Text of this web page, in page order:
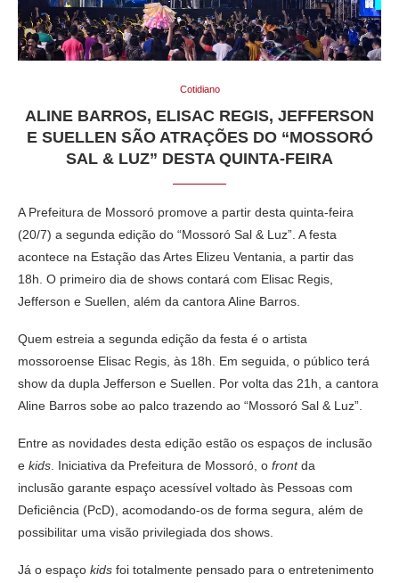
Cotidiano
ALINE BARROS, ELISAC REGIS, JEFFERSON
E SUELLEN SÃO ATRAÇÕES DO “MOSSORÓ
SAL & LUZ” DESTA QUINTA-FEIRA
A Prefeitura de Mossoró promove a partir desta quinta-feira
(20/7) a segunda edição do “Mossoró Sal & Luz”. A festa
acontece na Estação das Artes Elizeu Ventania, a partir das
18h. O primeiro dia de shows contará com Elisac Regis,
Jefferson e Suellen, além da cantora Aline Barros.
Quem estreia a segunda edição da festa é o artista
mossoroense Elisac Regis, às 18h. Em seguida, o público terá
show da dupla Jefferson e Suellen. Por volta das 21h, a cantora
Aline Barros sobe ao palco trazendo ao “Mossoró Sal & Luz”.
Entre as novidades desta edição estão os espaços de inclusão
e kids . Iniciativa da Prefeitura de Mossoró, o frontda
inclusão garante espaço acessível voltado às Pessoas com
Deficiência (PcD), acomodando-os de forma segura, além de
possibilitar uma visão privilegiada dos shows.
Já o espaço kids foi totalmente pensado para o entretenimento